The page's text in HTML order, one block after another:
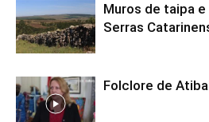
Muros de taipa
Serras
Folclore de